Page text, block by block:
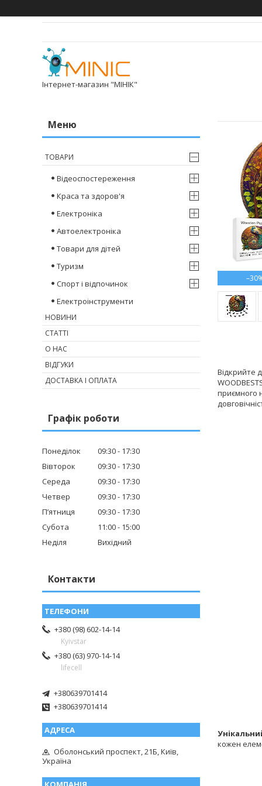
Інтернет-магазин "МІНІК"
Відкрийте
приємного
кожен
ТОВАРИ
Відеоспостереження
Краса та здоров'я
Електроніка
Автоелектроніка
Товари для дітей
Туризм
Спорт і відпочинок
Електроінструменти
НОВИНИ
СТАТТІ
О НАС
ВІДГУКИ
ДОСТАВКА І ОПЛАТА
Графік роботи
Понеділок 09:30
17:30
Вівторок
09:30
17:30
Середа
09:30
17:30
Четвер
09:30
17:30
Пʼятниця
09:30
17:30
Субота
11:00
15:00
Неділя
Вихідний
Контакти
+380 (98) 602-14-14
Kyivstar
+380 (63) 970-14-14
lifecell
+380639701414
+380639701414
Оболонський проспект, 21Б, Київ,
Україна